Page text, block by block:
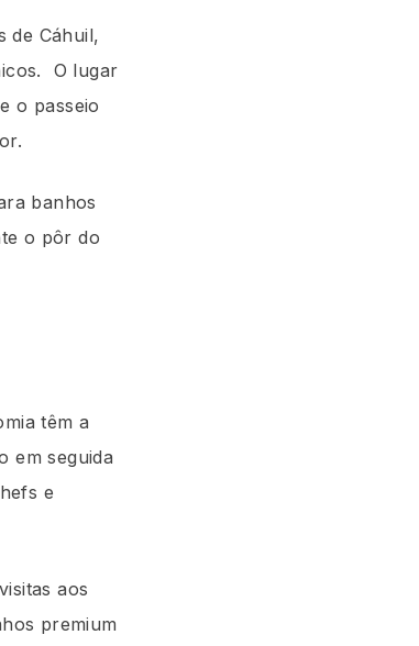
de Cáhuil,
O lugar
o passeio
banhos
o pôr do
têm a
em seguida
e
aos
premium